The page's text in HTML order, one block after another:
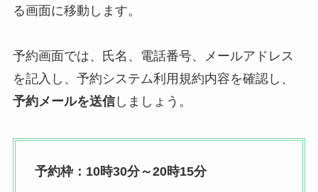
る画面に移動します。
予約画面では、氏名、電話番号、メールアドレス
を記入し、予約システム利用規約内容を確認し、
予約メールを送信しましょう。
予約枠：10時30分～20時15分